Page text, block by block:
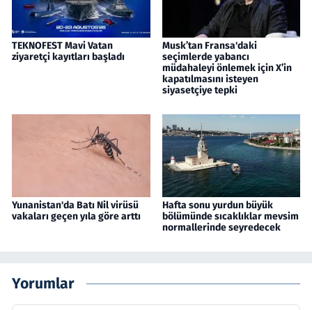
TEKNOFEST Mavi Vatan
ziyaretçi kayıtları başladı
Musk’tan Fransa'daki
seçimlerde yabancı
müdahaleyi önlemek için X’in
kapatılmasını isteyen
siyasetçiye tepki
Yunanistan'da Batı Nil virüsü
vakaları geçen yıla göre arttı
Hafta sonu yurdun büyük
bölümünde sıcaklıklar mevsim
normallerinde seyredecek
Yorumlar